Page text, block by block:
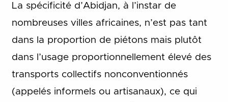
La spécificité d’Abidjan, à l’instar de
nombreuses villes africaines, n’est pas tant
dans la proportion de piétons mais plutôt
dans l’usage proportionnellement élevé des
transports collectifs nonconventionnés
(appelés informels ou artisanaux), ce qui